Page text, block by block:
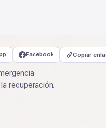
recuperación.
Facebook Copiar